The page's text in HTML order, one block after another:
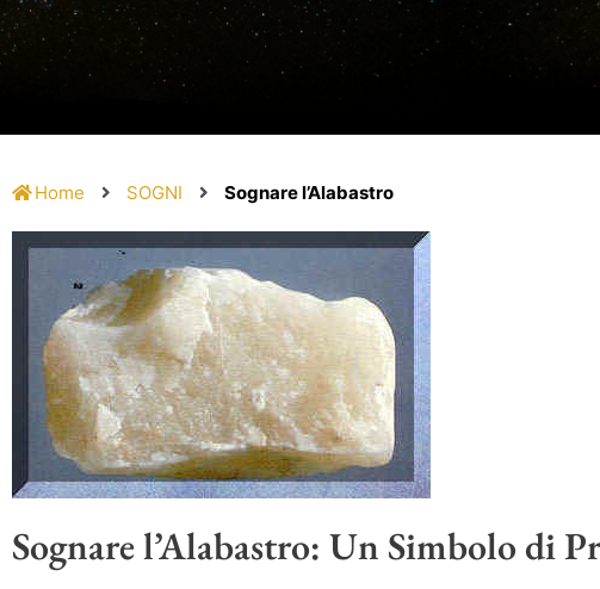
Home SOGNI Sognare l’Alabastro
Sognare l’Alabastro: Un Simbolo di